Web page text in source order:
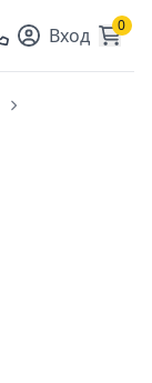
Вход 0